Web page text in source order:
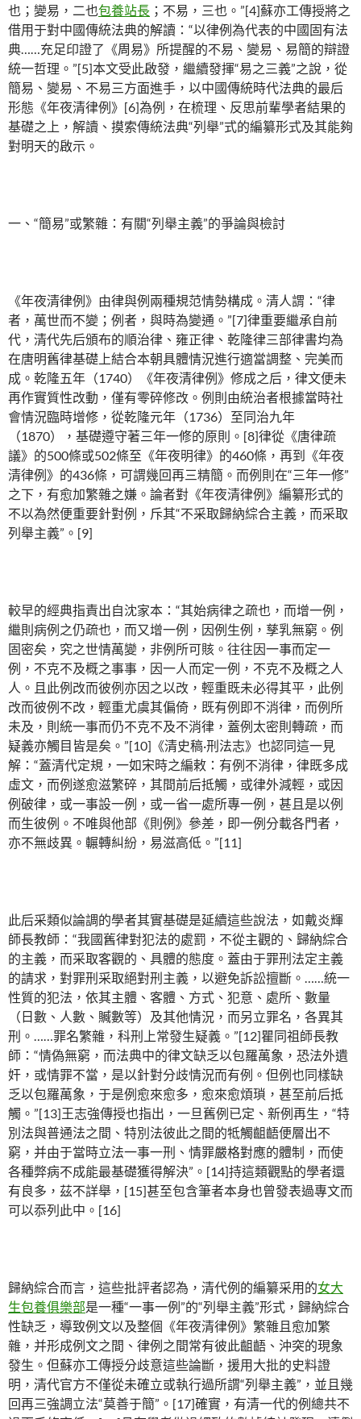
也；變易，二也包養站長 ；不易，三也。”[4]蘇亦工傳授將之
借用于對中國傳統法典的解讀：“以律例為代表的中國固有法
典……充足印證了《周易》所提醒的不易、變易、易簡的辯證
統一哲理。”[5]本文受此啟發，繼續發揮“易之三義”之說，從
簡易、變易、不易三方面進手，以中國傳統時代法典的最后
形態《年夜清律例》[6]為例，在梳理、反思前輩學者結果的
基礎之上，解讀、摸索傳統法典“列舉”式的編纂形式及其能夠
對明天的啟示。
一、“簡易”或繁雜：有關“列舉主義”的爭論與檢討
《年夜清律例》由律與例兩種規范情勢構成。清人謂：“律
者，萬世而不變；例者，與時為變通。”[7]律重要繼承自前
代，清代先后頒布的順治律、雍正律、乾隆律三部律書均為
在唐明舊律基礎上結合本朝具體情況進行適當調整、完美而
成。乾隆五年（1740）《年夜清律例》修成之后，律文便未
再作實質性改動，僅有零碎修改。例則由統治者根據當時社
會情況臨時增修，從乾隆元年（1736）至同治九年
（1870），基礎遵守著三年一修的原則。[8]律從《唐律疏
議》的500條或502條至《年夜明律》的460條，再到《年夜
清律例》的436條，可謂幾回再三精簡。而例則在“三年一修”
之下，有愈加繁雜之嫌。論者對《年夜清律例》編纂形式的
不以為然便重要針對例，斥其“不采取歸納綜合主義，而采取
列舉主義”。[9]
較早的經典指責出自沈家本：“其始病律之疏也，而增一例，
繼則病例之仍疏也，而又增一例，因例生例，孳乳無窮。例
固密矣，究之世情萬變，非例所可賅。往往因一事而定一
例，不克不及概之事事，因一人而定一例，不克不及概之人
人。且此例改而彼例亦因之以改，輕重既未必得其平，此例
改而彼例不改，輕重尤虞其偏倚，既有例即不消律，而例所
未及，則統一事而仍不克不及不消律，蓋例太密則轉疏，而
疑義亦觸目皆是矣。”[10]《清史稿·刑法志》也認同這一見
解：“蓋清代定規，一如宋時之編敕：有例不消律，律既多成
虛文，而例遂愈滋繁碎，其間前后抵觸，或律外減輕，或因
例破律，或一事設一例，或一省一處所專一例，甚且是以例
而生彼例。不唯與他部《則例》參差，即一例分載各門者，
亦不無歧異。輾轉糾紛，易滋高低。”[11]
此后采類似論調的學者其實基礎是延續這些說法，如戴炎輝
師長教師：“我國舊律對犯法的處罰，不從主觀的、歸納綜合
的主義，而采取客觀的、具體的態度。蓋由于罪刑法定主義
的請求，對罪刑采取絕對刑主義，以避免訴訟擅斷。……統一
性質的犯法，依其主體、客體、方式、犯意、處所、數量
（日數、人數、贓數等）及其他情況，而另立罪名，各異其
刑。……罪名繁雜，科刑上常發生疑義。”[12]瞿同祖師長教
師：“情偽無窮，而法典中的律文缺乏以包羅萬象，恐法外遺
奸，或情罪不當，是以針對分歧情況而有例。但例也同樣缺
乏以包羅萬象，于是例愈來愈多，愈來愈煩瑣，甚至前后抵
觸。”[13]王志強傳授也指出，一旦舊例已定、新例再生，“特
別法與普通法之間、特別法彼此之間的牴觸齟齬便層出不
窮，并由于當時立法一事一刑、情罪嚴格對應的體制，而使
各種弊病不成能最基礎獲得解決”。[14]持這類觀點的學者還
有良多，茲不詳舉，[15]甚至包含筆者本身也曾發表過專文而
可以忝列此中。[16]
歸納綜合而言，這些批評者認為，清代例的編纂采用的女大
生包養俱樂部是一種“一事一例”的“列舉主義”形式，歸納綜合
性缺乏，導致例文以及整個《年夜清律例》繁雜且愈加繁
雜，并形成例文之間、律例之間常有彼此齟齬、沖突的現象
發生。但蘇亦工傳授分歧意這些論斷，援用大批的史料證
明，清代官方不僅從未確立或執行過所謂“列舉主義”，並且幾
回再三強調立法“莫善于簡”。[17]確實，有清一代的例總共不